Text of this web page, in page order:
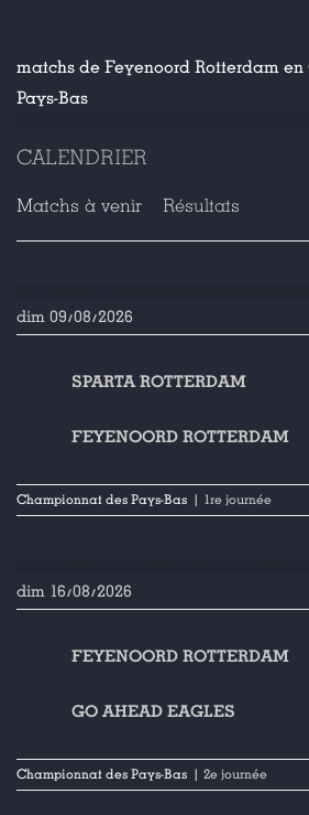
matchs de Feyenoord Rotterdam
Pays-Bas
CALENDRIER
Matchs à venir Résultats
dim 09/08/2026
SPARTA ROTTERDAM
FEYENOORD ROTTERDAM
Championnat des Pays-Bas | 1re journée
dim 16/08/2026
FEYENOORD ROTTERDAM
GO AHEAD EAGLES
Championnat des Pays-Bas | 2e journée